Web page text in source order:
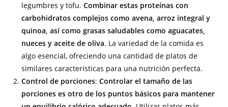
legumbres y tofu.Combinar estas proteínas con
carbohidratos complejos como avena, arroz integral y
quinoa, así como grasas saludables como aguacates,
nueces y aceite de oliva. La variedad de la comida es
algo esencial, ofreciendo una cantidad de platos de
similares características para una nutrición perfecta.
Control de porciones:Controlar el tamaño de las
porciones es otro de los puntos básicos para mantener